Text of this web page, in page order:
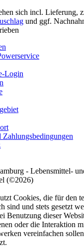
sich incl. Lieferung,
und ggf.
Login
Zahlungsbedingungen
- Lebensmittel-
(©2026)
Cookies, die für den
sind und stets gesetzt
Benutzung dieser
oder die Interaktion
vereinfachen